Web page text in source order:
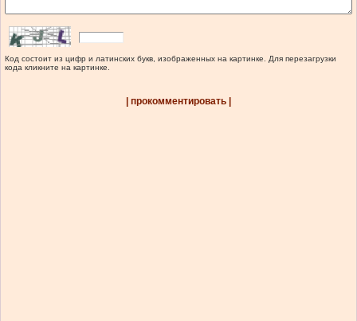
Код состоит из цифр и латинских букв, изображенных на картинке. Для перезагрузки
кода кликните на картинке.
| прокомментировать |